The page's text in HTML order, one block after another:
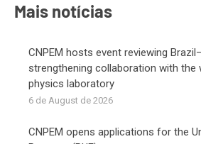
Mais notícias
CNPEM hosts event reviewing
strengthening collaboration with the
physics laboratory
6 de August de 2026
CNPEM opens applications for the